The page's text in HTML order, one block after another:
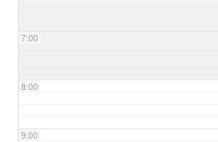
7:00
8:00
9:00